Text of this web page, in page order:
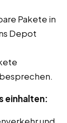
Pakete in
Depot
einhalten: